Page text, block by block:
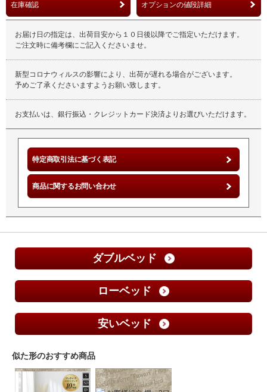
在庫確認 オプションの値段詳細
お届け日の指定は、出荷目安から１０日後以降でご指定いただけます。
ご注文時に備考欄にご記入くださいませ。
新型コロナウィルスの影響により、出荷が遅れる場合がございます。
予めご了承くださいますようお願い致します。
お支払いは、銀行振込・クレジットカード決済よりお選びいただけます。
特定商取引法に基づく表記
商品に関するお問い合わせ
ダブルベッド
ローベッド
安いベッド
似た形のおすすめ商品